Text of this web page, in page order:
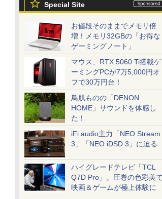
Special Site
お値段そのままでメモリ倍
増！メモリ32GBの「お得な
ゲーミングノート」
マウス、RTX 5060 Ti搭載ゲ
ーミングPCが7万5,000円オ
フで30万円台！
鳥肌ものの「DENON
HOME」サウンドを体感し
た！
iFi audio主力「NEO Stream
3」「NEO iDSD 3」に迫る
ハイグレードテレビ「TCL
Q7D Pro」。圧巻の色彩美
映画＆ゲームが極上体験に